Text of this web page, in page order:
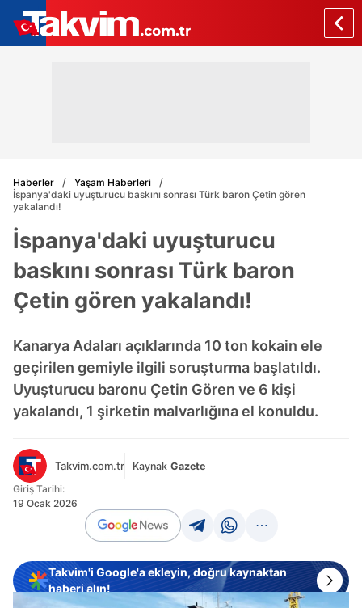
Haberler
Yaşam Haberleri
İspanya'daki uyuşturucu baskını sonrası Türk baron Çetin gören
yakalandı!
İspanya'daki uyuşturucu
baskını sonrası Türk baron
Çetin gören yakalandı!
Kanarya Adaları açıklarında 10 ton kokain ele
geçirilen gemiyle ilgili soruşturma başlatıldı.
Uyuşturucu baronu Çetin Gören ve 6 kişi
yakalandı, 1 şirketin malvarlığına el konuldu.
Takvim.com.tr Kaynak Gazete
Giriş Tarihi:
19 Ocak 2026
Takvim'i Google'a ekleyin, doğru kaynaktan
haberi alın!